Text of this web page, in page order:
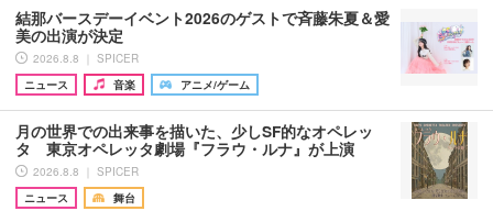
結那バースデーイベント2026のゲストで斉藤朱夏＆愛
美の出演が決定
2026.8.8 ｜ SPICER
ニュース
音楽 アニメ/ゲーム
月の世界での出来事を描いた、少しSF的なオペレッ
タ 東京オペレッタ劇場『フラウ・ルナ』が上演
2026.8.8 ｜ SPICER
ニュース
舞台